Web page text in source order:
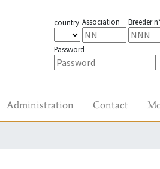
country Association Breeder n°
Password
Administration Contact